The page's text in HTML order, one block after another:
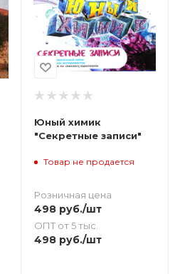
Юный химик
"Секретные записи"
Товар не продается
Розничная цена
498руб./шт
ОПТ от 5 тыс.
498руб./шт